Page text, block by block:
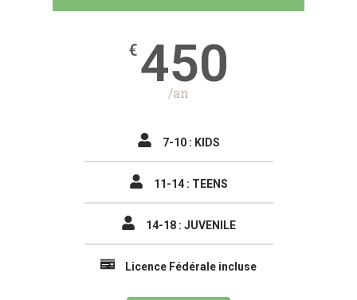
€ 450
/an
7-10 : KIDS
11-14 : TEENS
14-18 : JUVENILE
Licence Fédérale incluse